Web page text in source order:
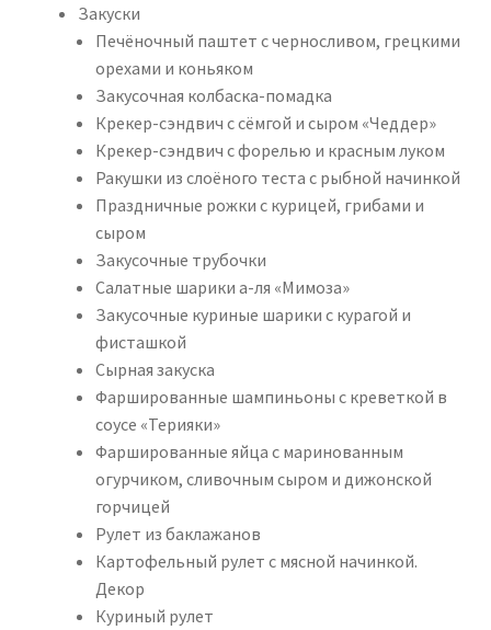
Закуски
Печёночный паштет с черносливом, грецкими
орехами и коньяком
Закусочная колбаска-помадка
Крекер-сэндвич с сёмгой и сыром «Чеддер»
Крекер-сэндвич с форелью и красным луком
Ракушки из слоёного теста с рыбной начинкой
Праздничные рожки с курицей, грибами и
сыром
Закусочные трубочки
Салатные шарики а-ля «Мимоза»
Закусочные куриные шарики с курагой и
фисташкой
Сырная закуска
Фаршированные шампиньоны с креветкой в
соусе «Терияки»
Фаршированные яйца с маринованным
огурчиком, сливочным сыром и дижонской
горчицей
Рулет из баклажанов
Картофельный рулет с мясной начинкой.
Декор
Куриный рулет